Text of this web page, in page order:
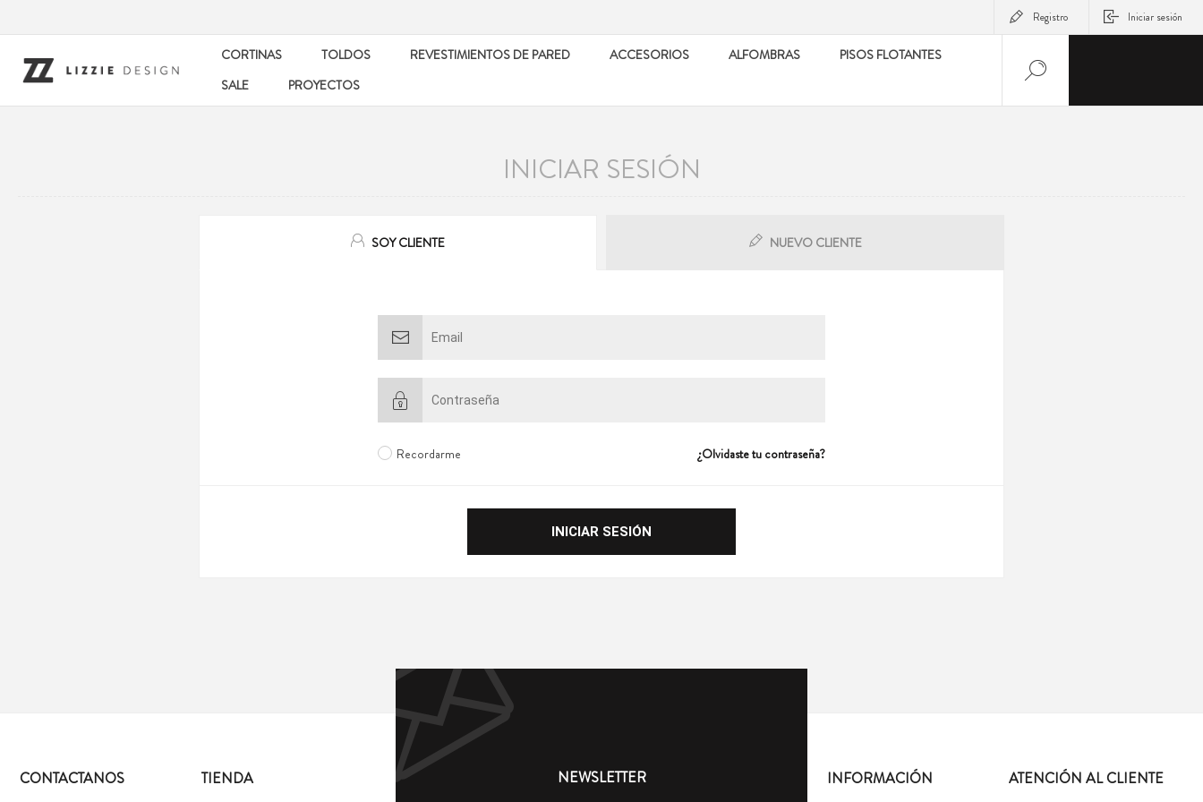
Registro Iniciar sesión
CORTINAS TOLDOS REVESTIMIENTOS DE PARED ACCESORIOS ALFOMBRAS
PISOS FLOTANTES
SALE
PROYECTOS
INICIAR SESIÓN
SOY CLIENTE NUEVO CLIENTE
Recordarme ¿Olvidaste tu contraseña?
NEWSLETTER
CONTACTANOS TIENDA INFORMACIÓN ATENCIÓN AL CLIENTE